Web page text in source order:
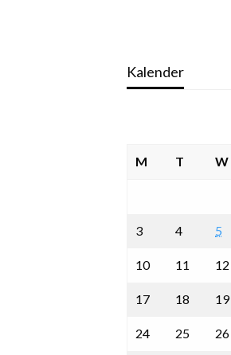
Kalender
M T W
3 4 5
10 11 12
17 18 19
24 25 26